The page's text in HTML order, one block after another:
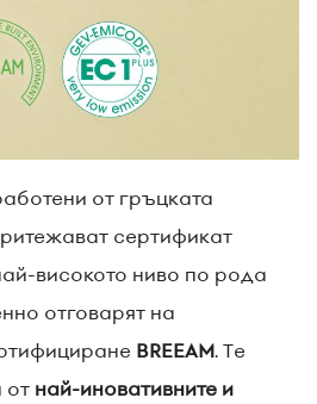
от гръцката
сертификат
високото ниво по рода
отговарят на
BREEAM. Те
от най-иновативните и